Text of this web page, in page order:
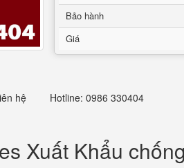
Bảo hành
Giá
hệ Hotline: 0986 330404
Xuất Khẩu